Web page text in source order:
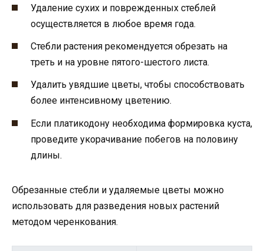
Удаление сухих и поврежденных стеблей
осуществляется в любое время года.
Стебли растения рекомендуется обрезать на
треть и на уровне пятого-шестого листа.
Удалить увядшие цветы, чтобы способствовать
более интенсивному цветению.
Если платикодону необходима формировка куста,
проведите укорачивание побегов на половину
длины.
Обрезанные стебли и удаляемые цветы можно
использовать для разведения новых растений
методом черенкования.